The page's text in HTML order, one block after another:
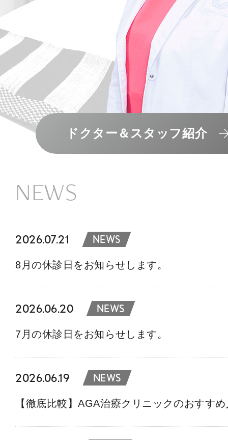
ドクター＆スタッフ紹介
NEWS
2026.07.21 NEWS
8月の休診日をお知らせします。
2026.06.20 NEWS
7月の休診日をお知らせします。
2026.06.19 NEWS
【徹底比較】AGA治療クリニックのおすす